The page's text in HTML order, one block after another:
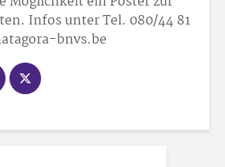
Infos unter Tel. 080/44 81
bnvs.be